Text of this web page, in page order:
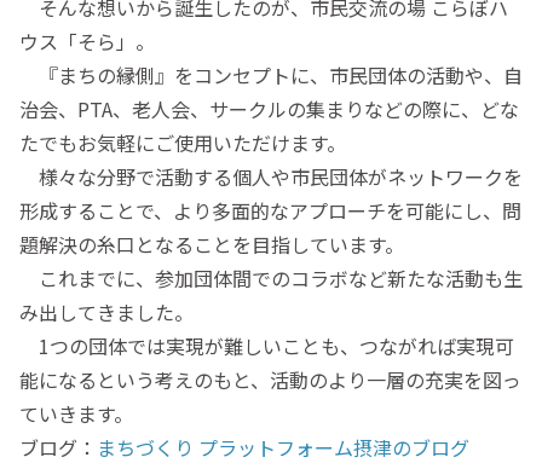
そんな想いから誕生したのが、市民交流の場 こらぼハ
ウス「そら」。
『まちの縁側』をコンセプトに、市民団体の活動や、自
治会、PTA、老人会、サークルの集まりなどの際に、どな
たでもお気軽にご使用いただけます。
様々な分野で活動する個人や市民団体がネットワークを
形成することで、より多面的なアプローチを可能にし、問
題解決の糸口となることを目指しています。
これまでに、参加団体間でのコラボなど新たな活動も生
み出してきました。
1つの団体では実現が難しいことも、つながれば実現可
能になるという考えのもと、活動のより一層の充実を図っ
ていきます。
ブログ： まちづくり プラットフォーム摂津のブログ